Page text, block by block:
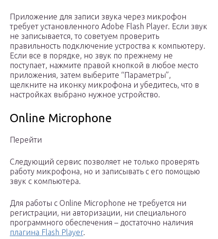
Приложение для записи звука через микрофон
требует установленного Adobe Flash Player. Если звук
не записывается, то советуем проверить
правильность подключение устроства к компьютеру.
Если все в порядке, но звук по прежнему не
поступает, нажмите правой кнопкой в любое место
приложения, затем выберите “Параметры”,
щелкните на иконку микрофона и убедитесь, что в
настройках выбрано нужное устройство.
Online Microphone
Перейти
Следующий сервис позволяет не только проверять
работу микрофона, но и записывать с его помощью
звук с компьютера.
Для работы с Online Microphone не требуется ни
регистрации, ни авторизации, ни специального
программного обеспечения – достаточно наличия
плагина Flash Player.